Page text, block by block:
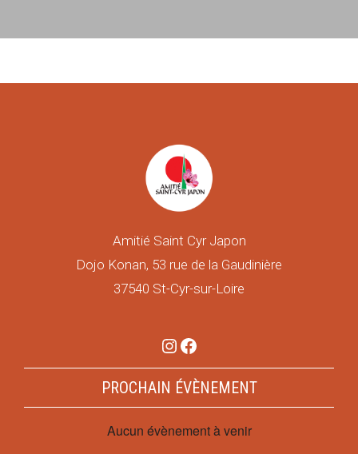
Amitié Saint Cyr Japon
Dojo Konan, 53 rue de la Gaudinière
37540 St-Cyr-sur-Loire
InstagramFacebook
PROCHAIN ÉVÈNEMENT
Aucun évènement à venir